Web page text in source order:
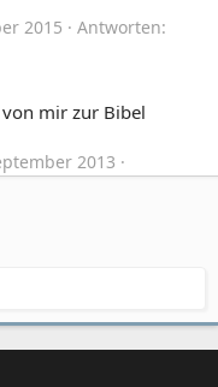
2015
Antworten:
mir zur Bibel
2013